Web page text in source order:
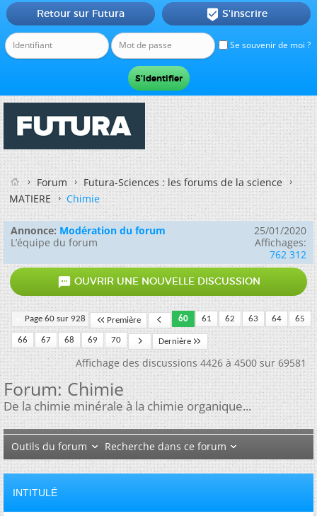
Se souvenir de moi ?
Retour sur Futura  S'inscrire
Forum
Futura-Sciences : les forums de la science
MATIERE
Chimie
Annonce: Modération du forum
L’équipe du forum
25/01/2020
Affichages:
762 312
 OUVRIR UNE NOUVELLE DISCUSSION
Page 60 sur 928 Première 60 61 62 63 64 65
66 67 68 69 70 Dernière
Affichage des discussions 4426 à 4500 sur 69581
Forum:Chimie
De la chimie minérale à la chimie organique...
Outils du forum Recherche dans ce forum
INTITULÉ